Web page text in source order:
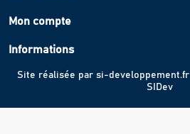
Mon compte
Informations
Site réalisée par si-developpement.fr
SIDev